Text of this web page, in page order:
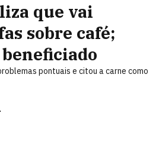
que vai
sobre café;
pontuais e citou a carne como